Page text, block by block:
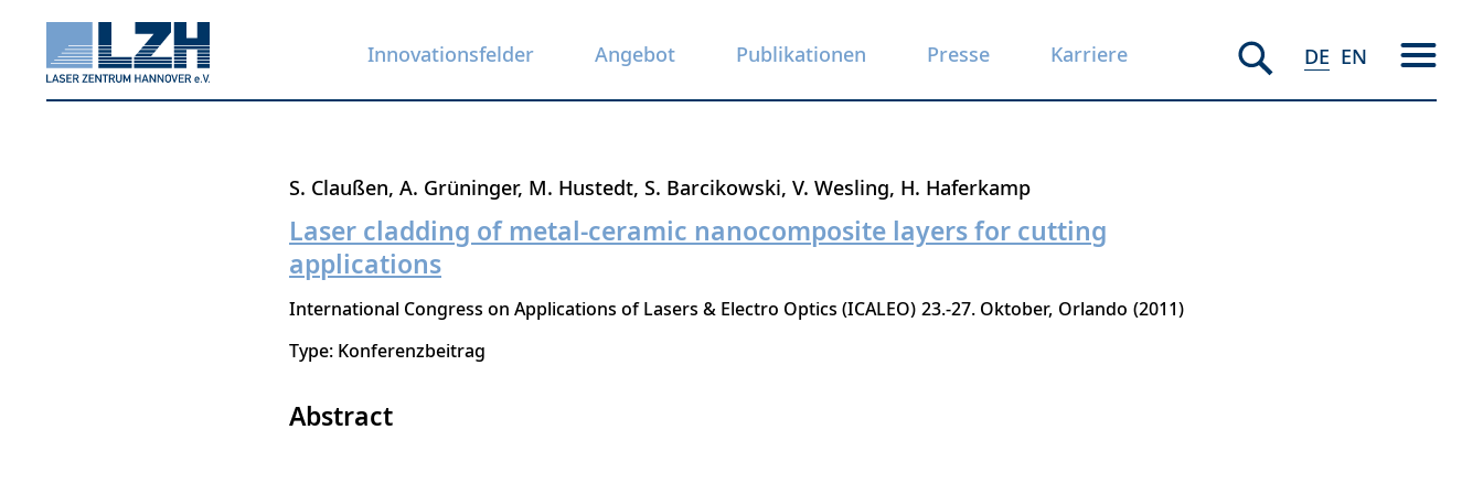
Innovationsfelder Angebot Publikationen Presse Karriere DE EN
S. Claußen A. Grüninger M. Hustedt S. Barcikowski V. Wesling H. Haferkamp
Laser cladding of metal-ceramic nanocomposite layers for cutting
applications
International Congress on Applications of Lasers & Electro Optics (ICALEO) 23.-27. Oktober Orlando 2011
Type: Konferenzbeitrag
Abstract